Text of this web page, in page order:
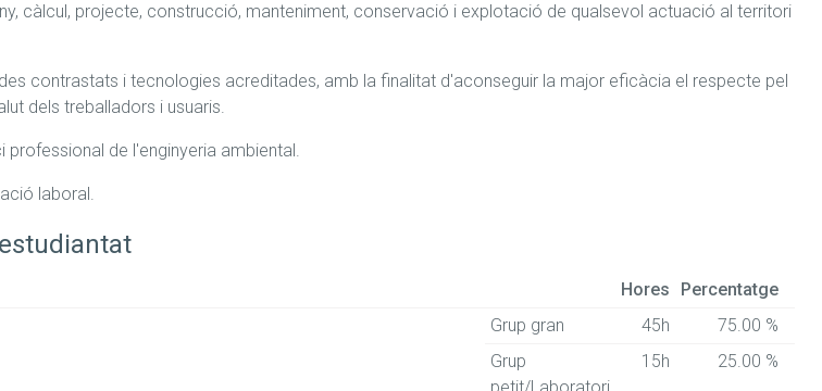
càlcul, projecte, construcció, manteniment, conservació i explotació de qualsevol actuació al territori
contrastats i tecnologies acreditades, amb la finalitat d'aconseguir la major eficàcia el respecte pel
dels treballadors i usuaris.
de l'enginyeria ambiental.
laboral.
Hores Percentatge
Grup gran 45h
75.00 %
Grup
15h 25.00 %